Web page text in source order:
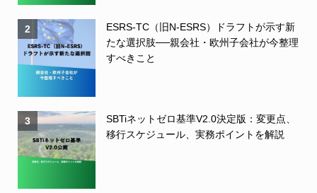
2
ESRS-TC（旧N-ESRS）ドラフトが示す新
たな選択肢──親会社・欧州子会社が今整理
すべきこと
3
SBTiネットゼロ基準V2.0決定版：変更点、
移行スケジュール、実務ポイントを解説